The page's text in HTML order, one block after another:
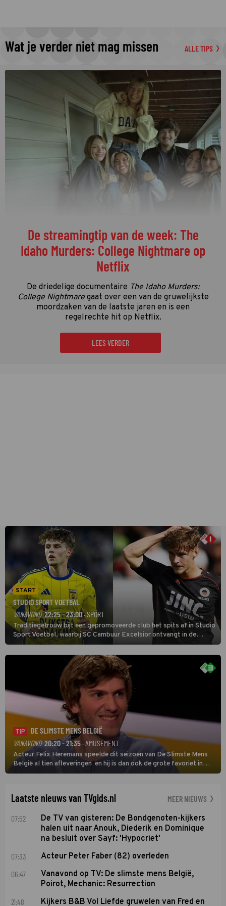
Wat je verder niet mag missen ALLE TIPS
De streamingtip van de week: The
Idaho Murders: College Nightmare op
Netflix
De driedelige documentaire The Idaho Murders:
College Nightmaregaat over een van de gruwelijkste
moordzaken van de laatste jaren en is een
regelrechte hit op Netflix.
LEES VERDER
START
STUDIO SPORT VOETBAL
VANAVOND 22:25 - 23:00· SPORT
Traditiegetrouw bijt een gepromoveerde club het spits af in Studio
Sport Voetbal, waarbij SC Cambuur Excelsior ontvangt in de
eerste wedstrijd van het nieuwe Eredivisieseizoen. De nieuwe
oefenmeester is Johan Plat en hij wil aanvallend voetballen.
TIP
DE SLIMSTE MENS BELGIË
VANAVOND 20:20 - 21:35· AMUSEMENT
Acteur Felix Heremans speelde dit seizoen van De Slimste Mens
België al tien afleveringen en hij is dan ook de grote favoriet in
deze seizoensfinale. En er is Nederlandse inbreng, want komiek
Laatste nieuws van TVgids.nl MEER NIEUWS
07:52
De TV van gisteren: De Bondgenoten-kijkers
halen uit naar Anouk, Diederik en Dominique
na besluit over Sayf: 'Hypocriet'
07:33 Acteur Peter Faber (82) overleden
06:47
Vanavond op TV: De slimste mens België,
Poirot, Mechanic: Resurrection
21:48
Kijkers B&B Vol Liefde gruwelen van Fred en